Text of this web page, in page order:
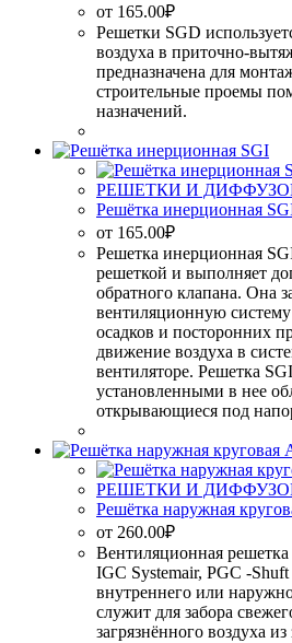
от 165.00₽
Решетки SGD
воздуха в приточно-
предназначена для
строительные проемы
назначений.
РЕШЕТКИ И
Решётка инерционная
от 165.00₽
Решетка инерционная
решеткой и выполняет
обратного клапана. Она
вентиляционную
осадков и посторонних
движение воздуха в
вентиляторе. Решетка
установленными в нее
открывающиеся под
РЕШЕТКИ И
Решётка наружная
от 260.00₽
Вентиляционная
IGC Systemair, PGC -Shuft
внутреннего или
служит для забора
загрязнённого воздуха